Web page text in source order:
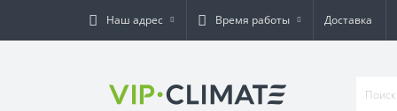
Наш адрес Время работы Доставка